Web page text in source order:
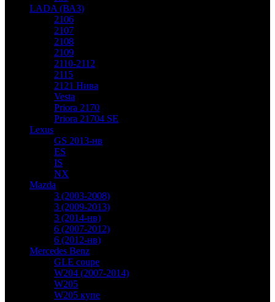
LADA (ВАЗ)
2106
2107
2108
2109
2110-2112
2115
2121 Нива
Vesta
Priora 2170
Priora 21704 SE
Lexus
GS 2013-нв
ES
IS
NX
Mazda
3 (2003-2008)
3 (2009-2013)
3 (2014-нв)
6 (2007-2012)
6 (2012-нв)
Mercedes Benz
GLE coupe
W204 (2007-2014)
W205
W205 купе